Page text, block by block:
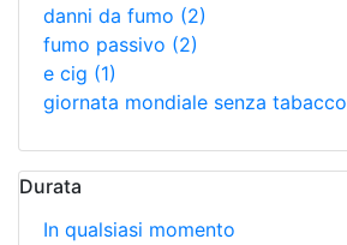
danni da fumo (2)
fumo passivo (2)
e cig (1)
giornata mondiale senza tabacco
Durata
In qualsiasi momento